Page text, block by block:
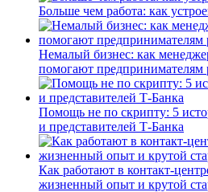
Больше чем работа: как
Немалый бизнес: как
помогают предпринимателям
Помощь не по скрипту: 5
и представителей Т-Банка
Как работают в контакт-
жизненный опыт и крутой